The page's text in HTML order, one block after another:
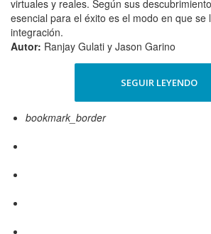
virtuales y reales. Según sus
esencial para el éxito es el modo en que se
integración.
Autor: Ranjay Gulati y Jason Garino
SEGUIR LEYENDO
bookmark_border